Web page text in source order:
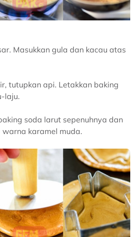
Masukkan gula dan kacau atas
tutupkan api. Letakkan baking
laju.
soda larut sepenuhnya dan
karamel muda.